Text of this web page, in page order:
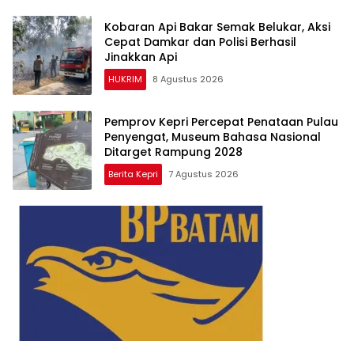
Kobaran Api Bakar Semak Belukar, Aksi
Cepat Damkar dan Polisi Berhasil
Jinakkan Api
HUKRIM 8 Agustus 2026
Pemprov Kepri Percepat Penataan Pulau
Penyengat, Museum Bahasa Nasional
Ditarget Rampung 2028
Berita Kepri 7 Agustus 2026